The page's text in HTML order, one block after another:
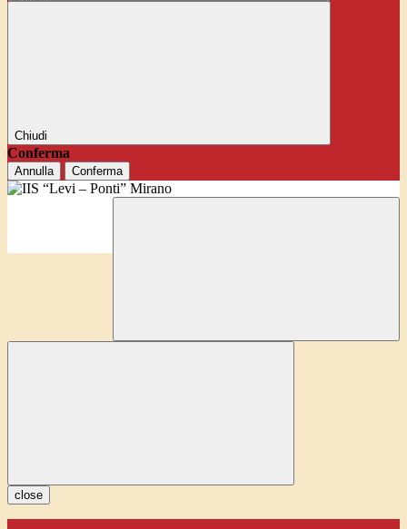
Chiudi
Conferma
Annulla Conferma
close